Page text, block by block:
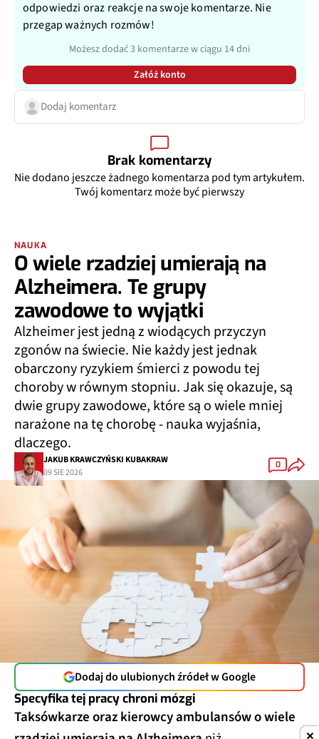
odpowiedzi oraz reakcje na swoje komentarze. Nie
przegap ważnych rozmów!
Możesz dodać 3 komentarze w ciągu 14 dni
Załóż konto
Dodaj komentarz
Brak komentarzy
Nie dodano jeszcze żadnego komentarza pod tym artykułem.
Twój komentarz może być pierwszy
NAUKA
O wiele rzadziej umierają na
Alzheimera. Te grupy
zawodowe to wyjątki
Alzheimer jest jedną z wiodących przyczyn
zgonów na świecie. Nie każdy jest jednak
obarczony ryzykiem śmierci z powodu tej
choroby w równym stopniu. Jak się okazuje, są
dwie grupy zawodowe, które są o wiele mniej
narażone na tę chorobę - nauka wyjaśnia,
dlaczego.
JAKUB KRAWCZYŃSKI KUBAKRAW
09 SIE 2026
0
Dodaj do ulubionych źródeł w Google
Specyfika tej pracy chroni mózgi
Taksówkarze oraz kierowcy ambulansów o wiele